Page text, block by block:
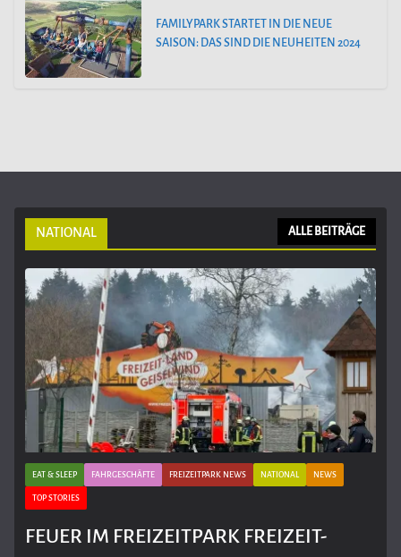
FAMILYPARK STARTET IN DIE NEUE
SAISON: DAS SIND DIE NEUHEITEN 2024
NATIONAL ALLE BEITRÄGE
EAT & SLEEP FAHRGESCHÄFTE FREIZEITPARK NEWS NATIONAL NEWS
TOP STORIES
FEUER IM FREIZEITPARK FREIZEIT-